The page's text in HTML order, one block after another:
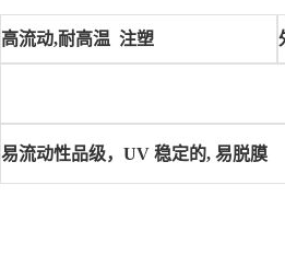
高流动,耐高温 注塑
易流动性品级，UV 稳定的, 易脱膜